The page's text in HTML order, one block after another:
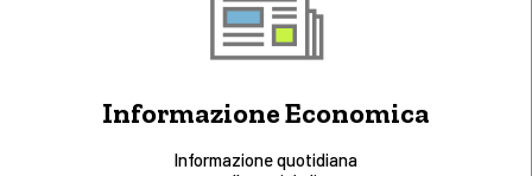
Informazione Economica
Informazione quotidiana